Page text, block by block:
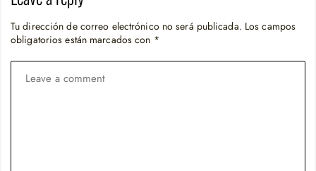
Tu dirección de correo electrónico no será publicada. Los campos
obligatorios están marcados con *